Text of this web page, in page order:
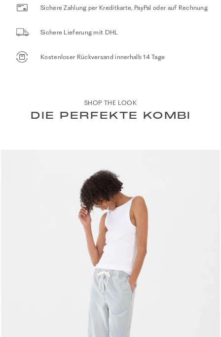
Sichere Zahlung per Kreditkarte, PayPal oder auf Rechnung
Sichere Lieferung mit DHL
Kostenloser Rückversand innerhalb 14 Tage
SHOP THE LOOK
DIE PERFEKTE KOMBI